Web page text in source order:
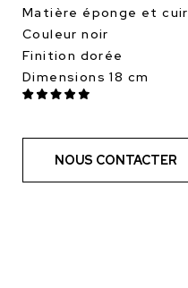
Matière éponge et cuir
Couleur noir
Finition dorée
Dimensions 18 cm
NOUS CONTACTER